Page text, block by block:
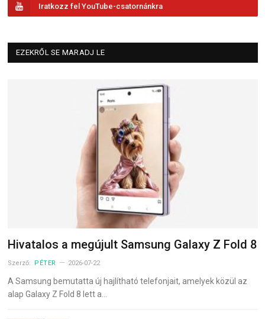
Iratkozz fel YouTube-csatornánkra
EZEKRŐL SE MARADJ LE
Hivatalos a megújult Samsung Galaxy Z Fold 8
Szerző: PÉTER 2026-07-22
A Samsung bemutatta új hajlítható telefonjait, amelyek közül az
alap Galaxy Z Fold 8 lett a…